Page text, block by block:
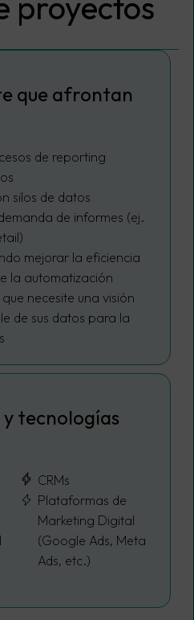
que afrontan
de reporting
silos de datos
de informes (ej.
mejorar la eficiencia
la automatización
necesite una visión
de sus datos para la
tecnologías
CRMs
Plataformas de
Marketing Digital
(Google Ads, Meta
Ads, etc.)